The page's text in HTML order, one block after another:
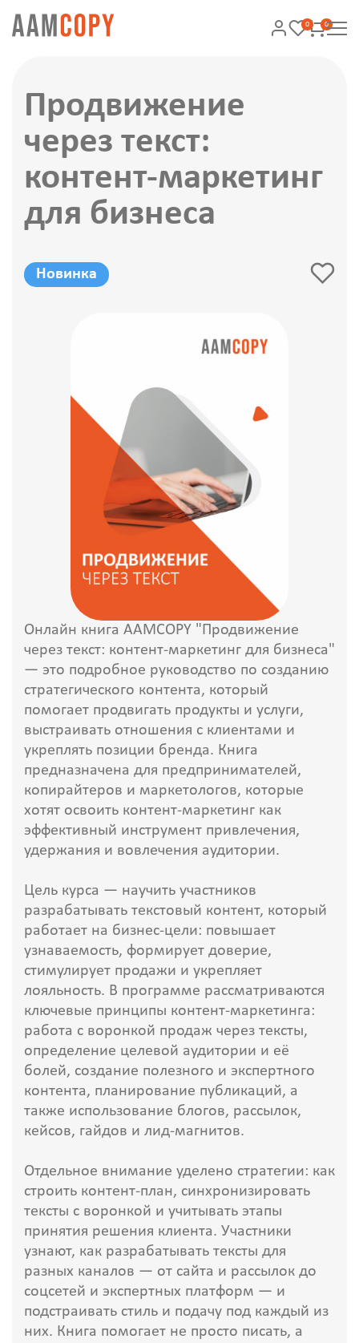
0 0
Продвижение
через текст:
контент-маркетинг
для бизнеса
Новинка
Онлайн книга AAMCOPY "Продвижение
через текст: контент-маркетинг для бизнеса"
— это подробное руководство по созданию
стратегического контента, который
помогает продвигать продукты и услуги,
выстраивать отношения с клиентами и
укреплять позиции бренда. Книга
предназначена для предпринимателей,
копирайтеров и маркетологов, которые
хотят освоить контент-маркетинг как
эффективный инструмент привлечения,
удержания и вовлечения аудитории.
Цель курса — научить участников
разрабатывать текстовый контент, который
работает на бизнес-цели: повышает
узнаваемость, формирует доверие,
стимулирует продажи и укрепляет
лояльность. В программе рассматриваются
ключевые принципы контент-маркетинга:
работа с воронкой продаж через тексты,
определение целевой аудитории и её
болей, создание полезного и экспертного
контента, планирование публикаций, а
также использование блогов, рассылок,
кейсов, гайдов и лид-магнитов.
Отдельное внимание уделено стратегии: как
строить контент-план, синхронизировать
тексты с воронкой и учитывать этапы
принятия решения клиента. Участники
узнают, как разрабатывать тексты для
разных каналов — от сайта и рассылок до
соцсетей и экспертных платформ — и
подстраивать стиль и подачу под каждый из
них. Книга помогает не просто писать, а